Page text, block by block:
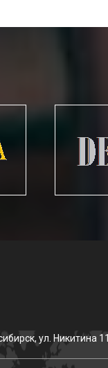
, ул. Никитина